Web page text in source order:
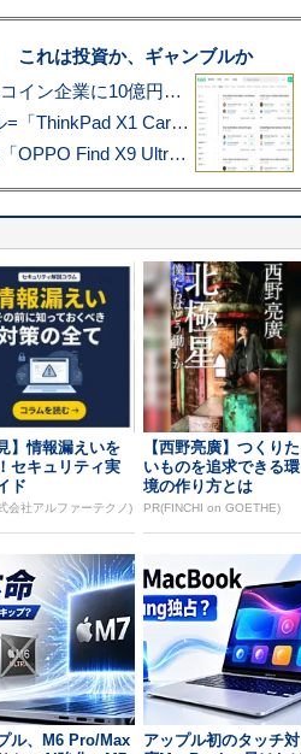
これは投資か、ギャンブルか
アマゾン配送を支える物流大手、ステーブルコイン企業に10億円投資のワケ
あこがれの旗艦モバイルノートPC最新モデル=「ThinkPad X1 Carbon Gen 14 Aura Edition」実機レビュー
ハッセルブラッド搭載の頂上カメラ・スマホ「OPPO Find X9 Ultra」実写レビュー=プロが本気で徹底撮影しました!!
】情報漏えいを
セキュリティ実
ド
会社アルファーテクノ)
【西野亮廣】つくりた
いものを追求できる環
境の作り方とは
PR(FINCHI on GOETHE)
ル、M6 Pro/Max
アップル初のタッチ対